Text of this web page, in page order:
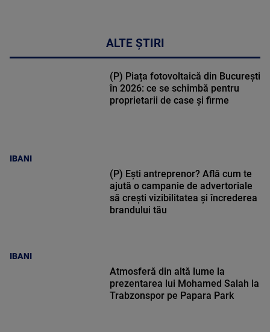
ALTE ȘTIRI
IBANI
(P) Piața fotovoltaică din București
în 2026: ce se schimbă pentru
proprietarii de case și firme
IBANI
(P) Ești antreprenor? Află cum te
ajută o campanie de advertoriale
să crești vizibilitatea și încrederea
brandului tău
Atmosferă din altă lume la
prezentarea lui Mohamed Salah la
Trabzonspor pe Papara Park